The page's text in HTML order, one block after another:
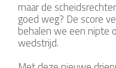
maar de
goed weg? De score
behalen we een nipte
wedstrijd.